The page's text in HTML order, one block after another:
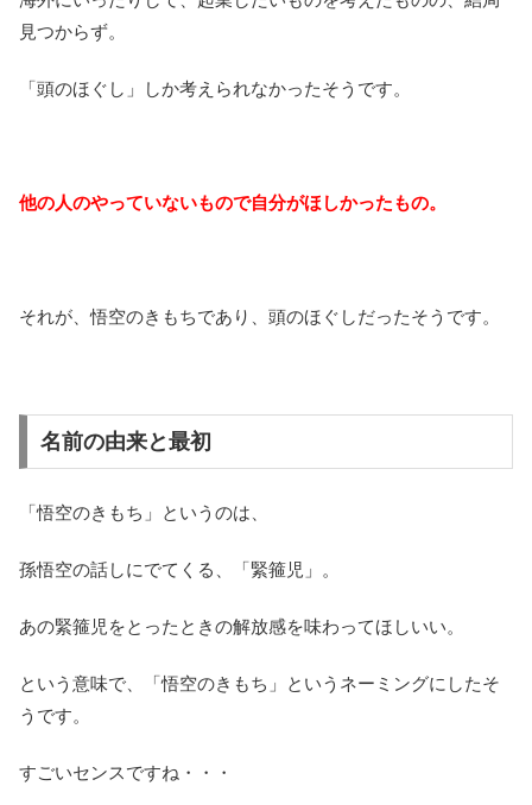
見つからず。
「頭のほぐし」しか考えられなかったそうです。
他の人のやっていないもので自分がほしかったもの。
それが、悟空のきもちであり、頭のほぐしだったそうです。
名前の由来と最初
「悟空のきもち」というのは、
孫悟空の話しにでてくる、「緊箍児」。
あの緊箍児をとったときの解放感を味わってほしいい。
という意味で、「悟空のきもち」というネーミングにしたそ
うです。
すごいセンスですね・・・